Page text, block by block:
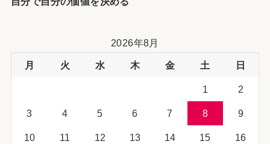
2026年8月
月 火 水 木 金 土 日
1 2
3 4 5 6 7 8 9
10 11 12 13 14 15 16